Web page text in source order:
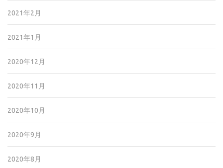
2021年2月
2021年1月
2020年12月
2020年11月
2020年10月
2020年9月
2020年8月